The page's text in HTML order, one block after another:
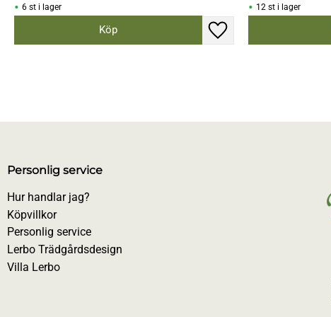
Lägg till i favoriter
6 st i lager 12 st i lager
Personlig service
Hur handlar jag?
Köpvillkor
Personlig service
Lerbo Trädgårdsdesign
Villa Lerbo